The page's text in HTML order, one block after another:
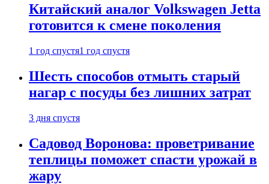
Китайский аналог Volkswagen Jetta
готовится к смене поколения
1 год спустя1 год спустя
Шесть способов отмыть старый
нагар с посуды без лишних затрат
3 дня спустя
Садовод Воронова: проветривание
теплицы поможет спасти урожай в
жару